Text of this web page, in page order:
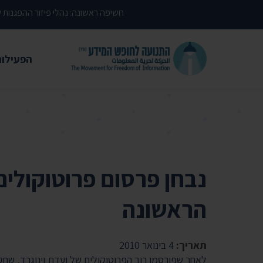
חשיפה ראשונה: נהלי פיזור
קשרי
נבחן פרסום
הראשונה
תאריך:
לאחר שפורסמו רוב הפרוטוקולים של ועדת וינוגרד,